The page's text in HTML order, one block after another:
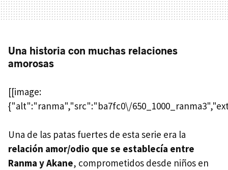
Una historia con muchas relaciones
amorosas
[[image:
{"alt":"ranma","src":"ba7fc0\/
Una de las patas fuertes de esta serie era la
relación amor/odio que se establecía entre
Ranma y Akane, comprometidos desde niños en